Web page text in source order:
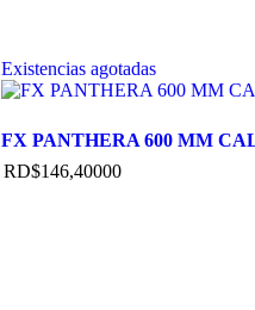
Existencias agotadas
FX PANTHERA 600 MM
RD$146,40000